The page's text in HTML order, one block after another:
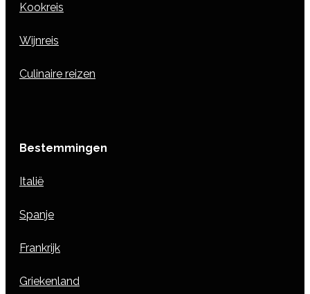
Kookreis
Wijnreis
Culinaire reizen
Bestemmingen
Italië
Spanje
Frankrijk
Griekenland